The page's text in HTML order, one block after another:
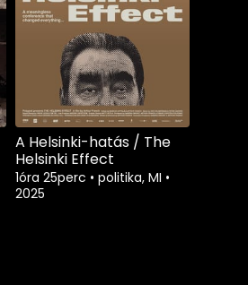
A Helsinki-hatás / The
Helsinki Effect
1óra 25perc • politika, MI •
2025